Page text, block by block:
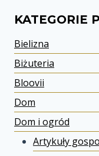
KATEGORIE
Bielizna
Biżuteria
Bloovii
Dom
Dom i ogród
Artykuły